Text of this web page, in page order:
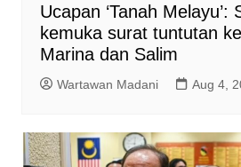
Ucapan ‘Tanah Melayu’:
kemuka surat tuntutan
Marina dan Salim
Wartawan Madani Aug 4,